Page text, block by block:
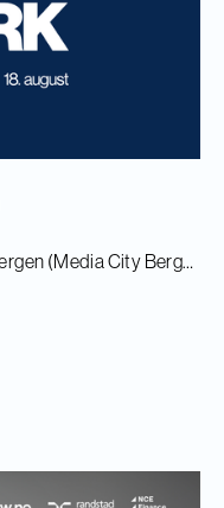
Lars Hilles gate 30, Bergen (Media City Bergen)